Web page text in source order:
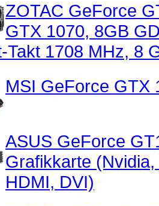
ZOTAC GeForce
GTX 1070, 8GB
Takt 1708 MHz, 8
MSI GeForce GTX
ASUS GeForce
Grafikkarte
HDMI, DVI)